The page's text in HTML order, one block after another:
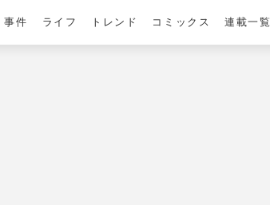
事件 ライフ トレンド コミックス 連載一覧